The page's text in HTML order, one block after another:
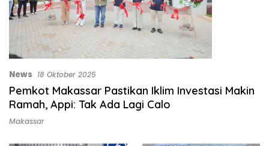
News 18 Oktober 2025
Pemkot Makassar Pastikan Iklim Investasi Makin
Ramah, Appi: Tak Ada Lagi Calo
Makassar